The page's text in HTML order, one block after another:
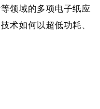
领域的多项电子纸应
术如何以超低功耗、